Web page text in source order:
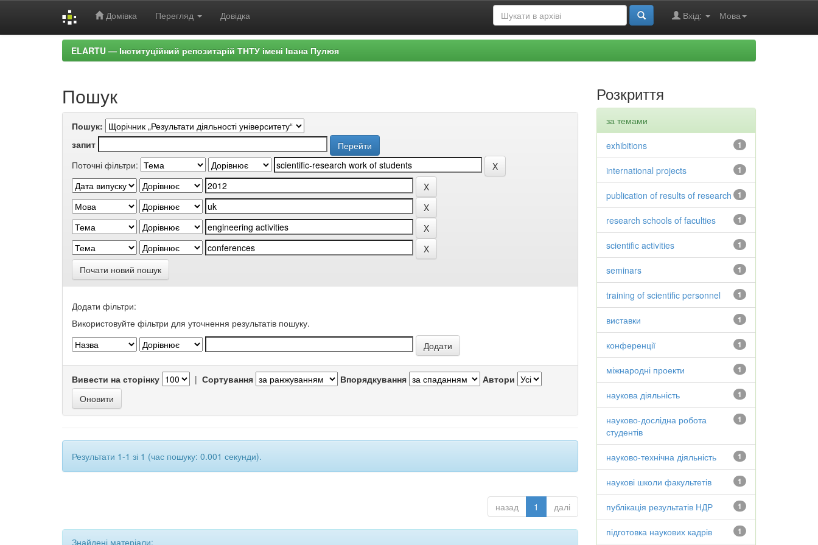
Домівка Перегляд Довідка Мова
Вхід:
ELARTU — Інституційний репозитарій ТНТУ імені Івана Пулюя
Пошук
Пошук:
запит
Поточні фільтри:
Почати новий пошук
Додати фільтри:
Використовуйте фільтри для уточнення результатів пошуку.
Вивести на сторінку | Сортування Впорядкування Автори
Результати 1-1 зі 1 (час пошуку: 0.001 секунди).
назад 1 далі
Знайдені матеріали:
Розкриття
за темами
1
exhibitions
1
international projects
1
publication of results of research
1
research schools of faculties
1
scientific activities
1
seminars
1
training of scientific personnel
1
виставки
1
конференції
1
міжнародні проекти
1
наукова діяльність
1
науково-дослідна робота
студентів
1
науково-технічна діяльність
1
наукові школи факультетів
1
публікація результатів НДР
1
підготовка наукових кадрів